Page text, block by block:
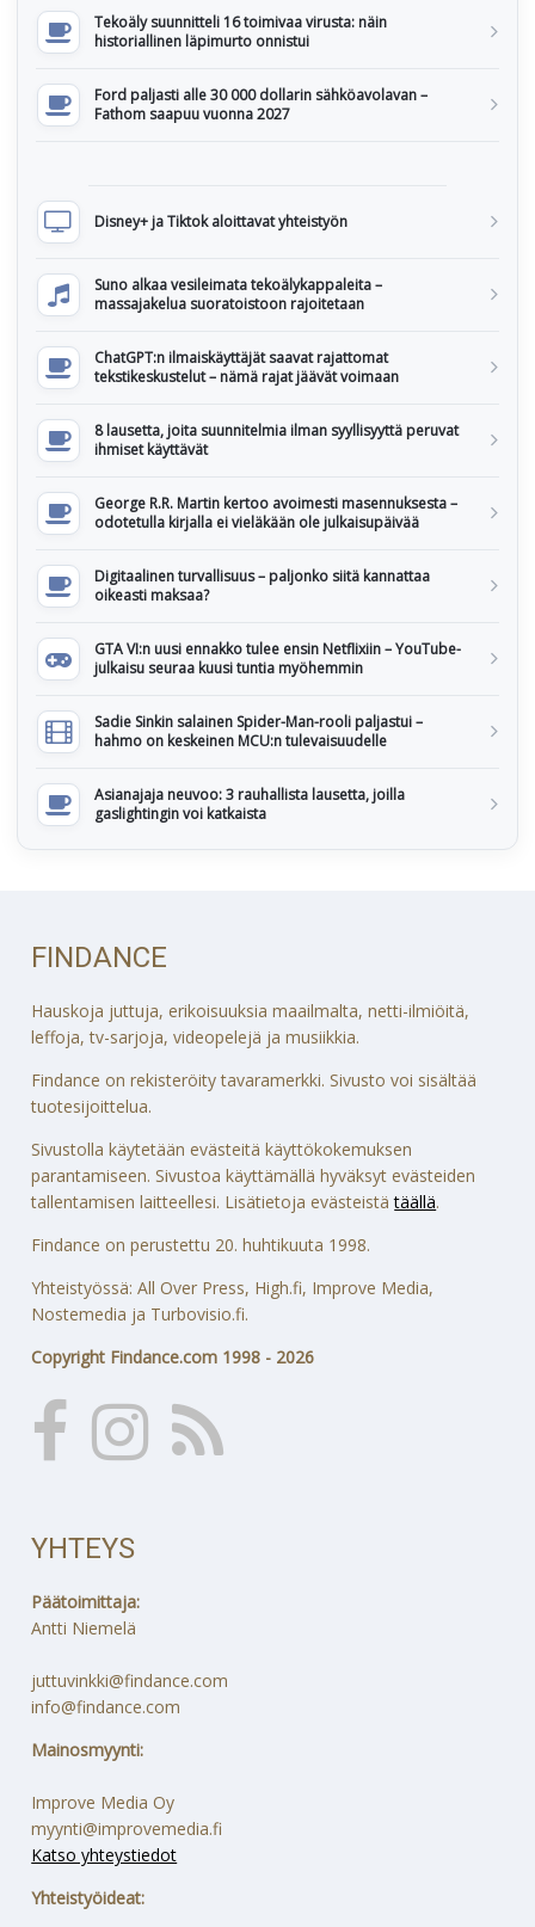
Tekoäly suunnitteli 16 toimivaa virusta: näin
historiallinen läpimurto onnistui
Ford paljasti alle 30 000 dollarin sähköavolavan –
Fathom saapuu vuonna 2027
Disney+ ja Tiktok aloittavat yhteistyön
Suno alkaa vesileimata tekoälykappaleita –
massajakelua suoratoistoon rajoitetaan
ChatGPT:n ilmaiskäyttäjät saavat rajattomat
tekstikeskustelut – nämä rajat jäävät voimaan
8 lausetta, joita suunnitelmia ilman syyllisyyttä peruvat
ihmiset käyttävät
George R.R. Martin kertoo avoimesti masennuksesta –
odotetulla kirjalla ei vieläkään ole julkaisupäivää
Digitaalinen turvallisuus – paljonko siitä kannattaa
oikeasti maksaa?
GTA VI:n uusi ennakko tulee ensin Netflixiin – YouTube-
julkaisu seuraa kuusi tuntia myöhemmin
Sadie Sinkin salainen Spider-Man-rooli paljastui –
hahmo on keskeinen MCU:n tulevaisuudelle
Asianajaja neuvoo: 3 rauhallista lausetta, joilla
gaslightingin voi katkaista
FINDANCE
Hauskoja juttuja, erikoisuuksia maailmalta, netti-ilmiöitä,
leffoja, tv-sarjoja, videopelejä ja musiikkia.
Findance on rekisteröity tavaramerkki. Sivusto voi sisältää
tuotesijoittelua.
Sivustolla käytetään evästeitä käyttökokemuksen
parantamiseen. Sivustoa käyttämällä hyväksyt evästeiden
tallentamisen laitteellesi. Lisätietoja evästeistätäällä.
Findance on perustettu 20. huhtikuuta 1998.
Yhteistyössä: All Over Press, High.fi, Improve Media,
Nostemedia ja Turbovisio.fi.
Copyright Findance.com 1998 - 2026
YHTEYS
Päätoimittaja:
Antti Niemelä
juttuvinkki@findance.com
info@findance.com
Mainosmyynti:
Improve Media Oy
myynti@improvemedia.fi
Katso yhteystiedot
Yhteistyöideat: